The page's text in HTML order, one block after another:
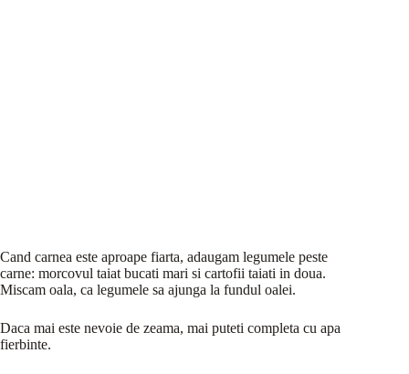
Cand carnea este aproape fiarta, adaugam legumele peste
carne: morcovul taiat bucati mari si cartofii taiati in doua.
Miscam oala, ca legumele sa ajunga la fundul oalei.
Daca mai este nevoie de zeama, mai puteti completa cu apa
fierbinte.